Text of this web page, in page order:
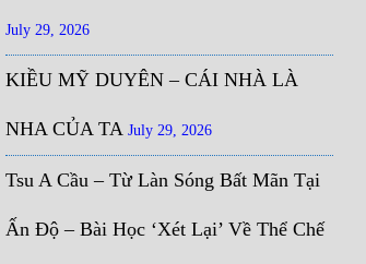
July 29, 2026
KIỀU MỸ DUYÊN – CÁI NHÀ LÀ
NHA CỦA TA July 29, 2026
Tsu A Cầu – Từ Làn Sóng Bất Mãn Tại
Ấn Độ – Bài Học ‘Xét Lại’ Về Thể Chế